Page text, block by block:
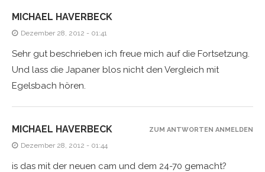
MICHAEL HAVERBECK
Dezember 28, 2012 - 01:41
Sehr gut beschrieben ich freue mich auf die Fortsetzung.
Und lass die Japaner blos nicht den Vergleich mit
Egelsbach hören.
MICHAEL HAVERBECK
Dezember 28, 2012 - 01:44
is das mit der neuen cam und dem 24-70 gemacht?
ZUM ANTWORTEN ANMELDEN